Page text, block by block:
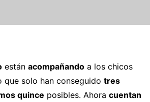
están acompañando a los chicos
que solo han conseguido tres
quince posibles. Ahora cuentan